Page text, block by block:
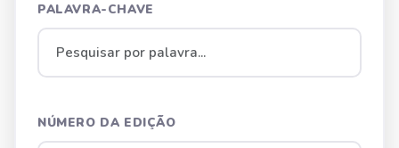
PALAVRA-CHAVE
NÚMERO DA EDIÇÃO